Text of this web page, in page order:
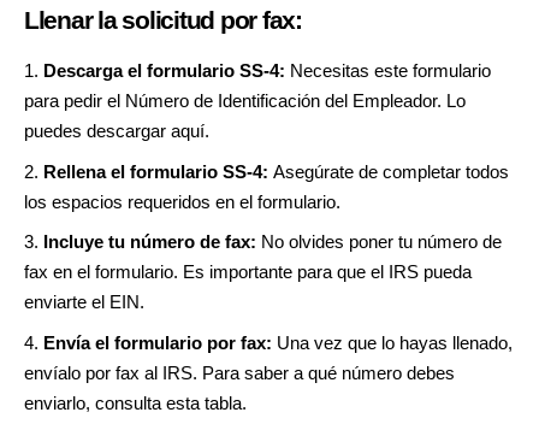
Llenar la solicitud por fax:
Descarga el formulario SS-4: Necesitas este formulario
para pedir el Número de Identificación del Empleador. Lo
puedes descargar aquí.
Rellena el formulario SS-4: Asegúrate de completar todos
los espacios requeridos en el formulario.
Incluye tu número de fax: No olvides poner tu número de
fax en el formulario. Es importante para que el IRS pueda
enviarte el EIN.
Envía el formulario por fax: Una vez que lo hayas llenado,
envíalo por fax al IRS. Para saber a qué número debes
enviarlo, consulta esta tabla.